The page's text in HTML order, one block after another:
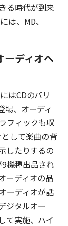
る時代が到来
は、MD、
ーディオへ
はCDのバリ
場、オーディ
フィックも収
して楽曲の背
したりするの
9機種出品され
ーディオの品
ーディオが話
ジタルオー
て実施、ハイ